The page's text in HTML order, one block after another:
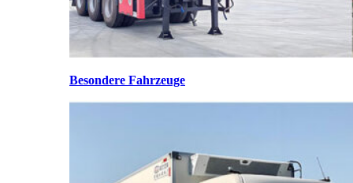
Besondere Fahrzeuge